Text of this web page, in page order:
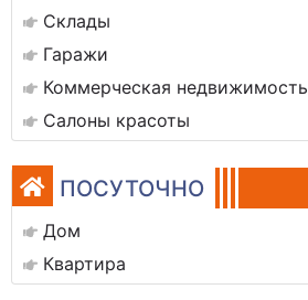
Склады
Гаражи
Коммерческая недвижимость
Салоны красоты
ПОСУТОЧНО
Дом
Квартира